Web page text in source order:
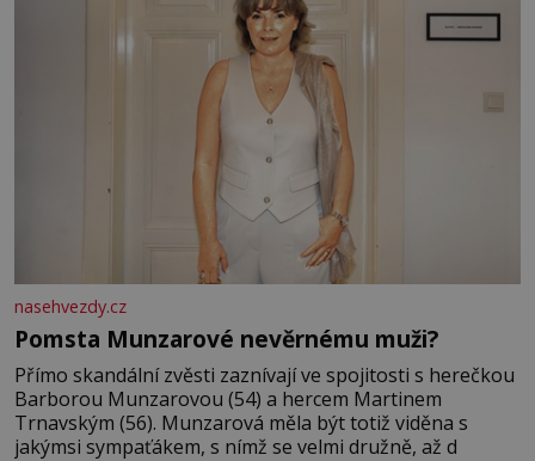
nasehvezdy.cz
Pomsta Munzarové nevěrnému muži?
Přímo skandální zvěsti zaznívají ve spojitosti s herečkou
Barborou Munzarovou (54) a hercem Martinem
Trnavským (56). Munzarová měla být totiž viděna s
jakýmsi sympaťákem, s nímž se velmi družně, až d